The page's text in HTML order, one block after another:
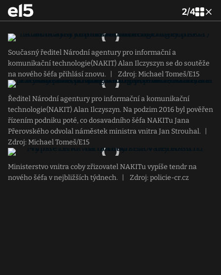
2/4
Současný ředitel Národní agentury pro informační a
komunikační technologie(NAKIT) Alan Ilczyszyn se do soutěže
na nového šéfa přihlásí znovu.
Zdroj: Michael Tomeš/E15
Ředitel Národní agentury pro informační a komunikační
technologie(NAKIT) Alan Ilczyszyn. Na podzim 2016 byl pověřen
řízením podniku poté, co dosavadního šéfa NAKITu Jana
Přerovského odvolal náměstek ministra vnitra Jan Strouhal.
Zdroj: Michael Tomeš/E15
Ministerstvo vnitra coby zřizovatel NAKITu vypíše tendr na
nového šéfa v nejbližších týdnech.
Zdroj: policie-cr.cz